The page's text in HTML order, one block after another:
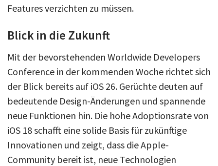
Features verzichten zu müssen.
Blick in die Zukunft
Mit der bevorstehenden Worldwide Developers
Conference in der kommenden Woche richtet sich
der Blick bereits auf iOS 26. Gerüchte deuten auf
bedeutende Design-Änderungen und spannende
neue Funktionen hin. Die hohe Adoptionsrate von
iOS 18 schafft eine solide Basis für zukünftige
Innovationen und zeigt, dass die Apple-
Community bereit ist, neue Technologien